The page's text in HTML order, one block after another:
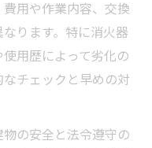
用や作業内容、交換
ります。特に消火器
用歴によって劣化の
チェックと早めの対
の安全と法令遵守の